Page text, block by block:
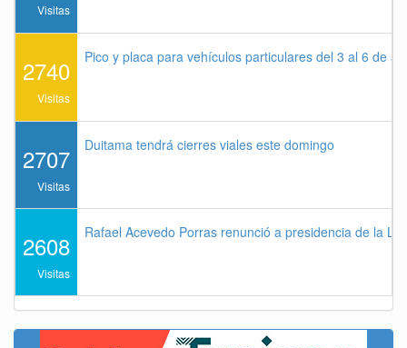
Visitas
2740
Visitas
Pico y placa para vehículos particulares del 3 al 6 de
2707
Visitas
Duitama tendrá cierres viales este domingo
2608
Visitas
Rafael Acevedo Porras renunció a presidencia de la